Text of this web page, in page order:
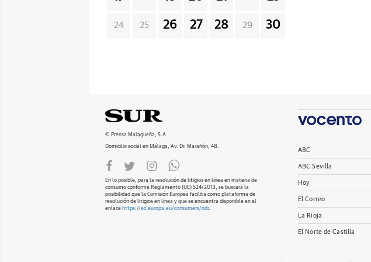
24 25 26 27 28 29 30
© Prensa Malagueña, S.A.
Domicilio social en Málaga, Av. Dr. Marañón, 48.
En lo posible, para la resolución de litigios en línea en materia de
consumo conforme Reglamento (UE) 524/2013, se buscará la
posibilidad que la Comisión Europea facilita como plataforma de
resolución de litigios en línea y que se encuentra disponible en el
enlace https://ec.europa.eu/consumers/odr.
ABC
ABC Sevilla
Hoy
El Correo
La Rioja
El Norte de Castilla